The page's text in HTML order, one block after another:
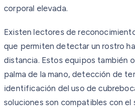
corporal elevada.
Existen lectores de
que permiten detectar un rostro
distancia. Estos equipos también
palma de la mano, detección de
identificación del uso de
soluciones son compatibles con el